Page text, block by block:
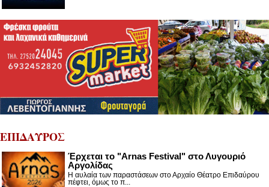
ΕΠΙΔΑΥΡΟΣ
Έρχεται το "Arnas Festival" στο Λυγουριό
Αργολίδας
Η αυλαία των παραστάσεων στο Αρχαίο Θέατρο Επιδαύρου
πέφτει, όμως το π...